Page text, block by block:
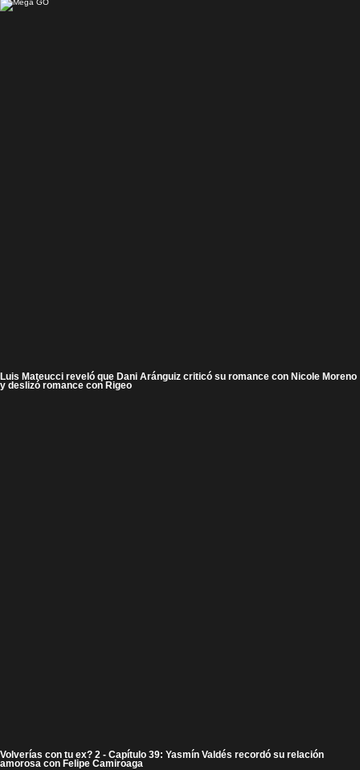
Luis Mateucci reveló que Dani Aránguiz criticó su romance con Nicole Moreno
y deslizó romance con Rigeo
Volverías con tu ex? 2 - Capítulo 39: Yasmín Valdés recordó su relación
amorosa con Felipe Camiroaga